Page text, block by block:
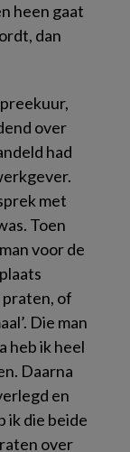
heen gaat
dan
over
had
met
Toen
voor de
praten, of
Die man
heb ik heel
Daarna
en
ik die beide
over